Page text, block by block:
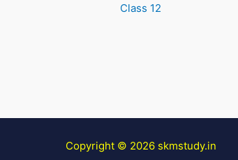
Class 12
Copyright © 2026 skmstudy.in